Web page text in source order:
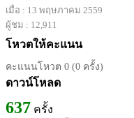
เมื่อ : 13 พฤษภาคม 2559
ผู้ชม : 12,911
โหวตให้คะแนน
คะแนนโหวต 0 (0 ครั้ง)
ดาวน์โหลด
637 ครั้ง